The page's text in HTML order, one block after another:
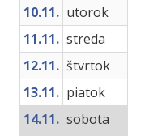
10.11. utorok
11.11. streda
12.11. štvrtok
13.11. piatok
14.11. sobota